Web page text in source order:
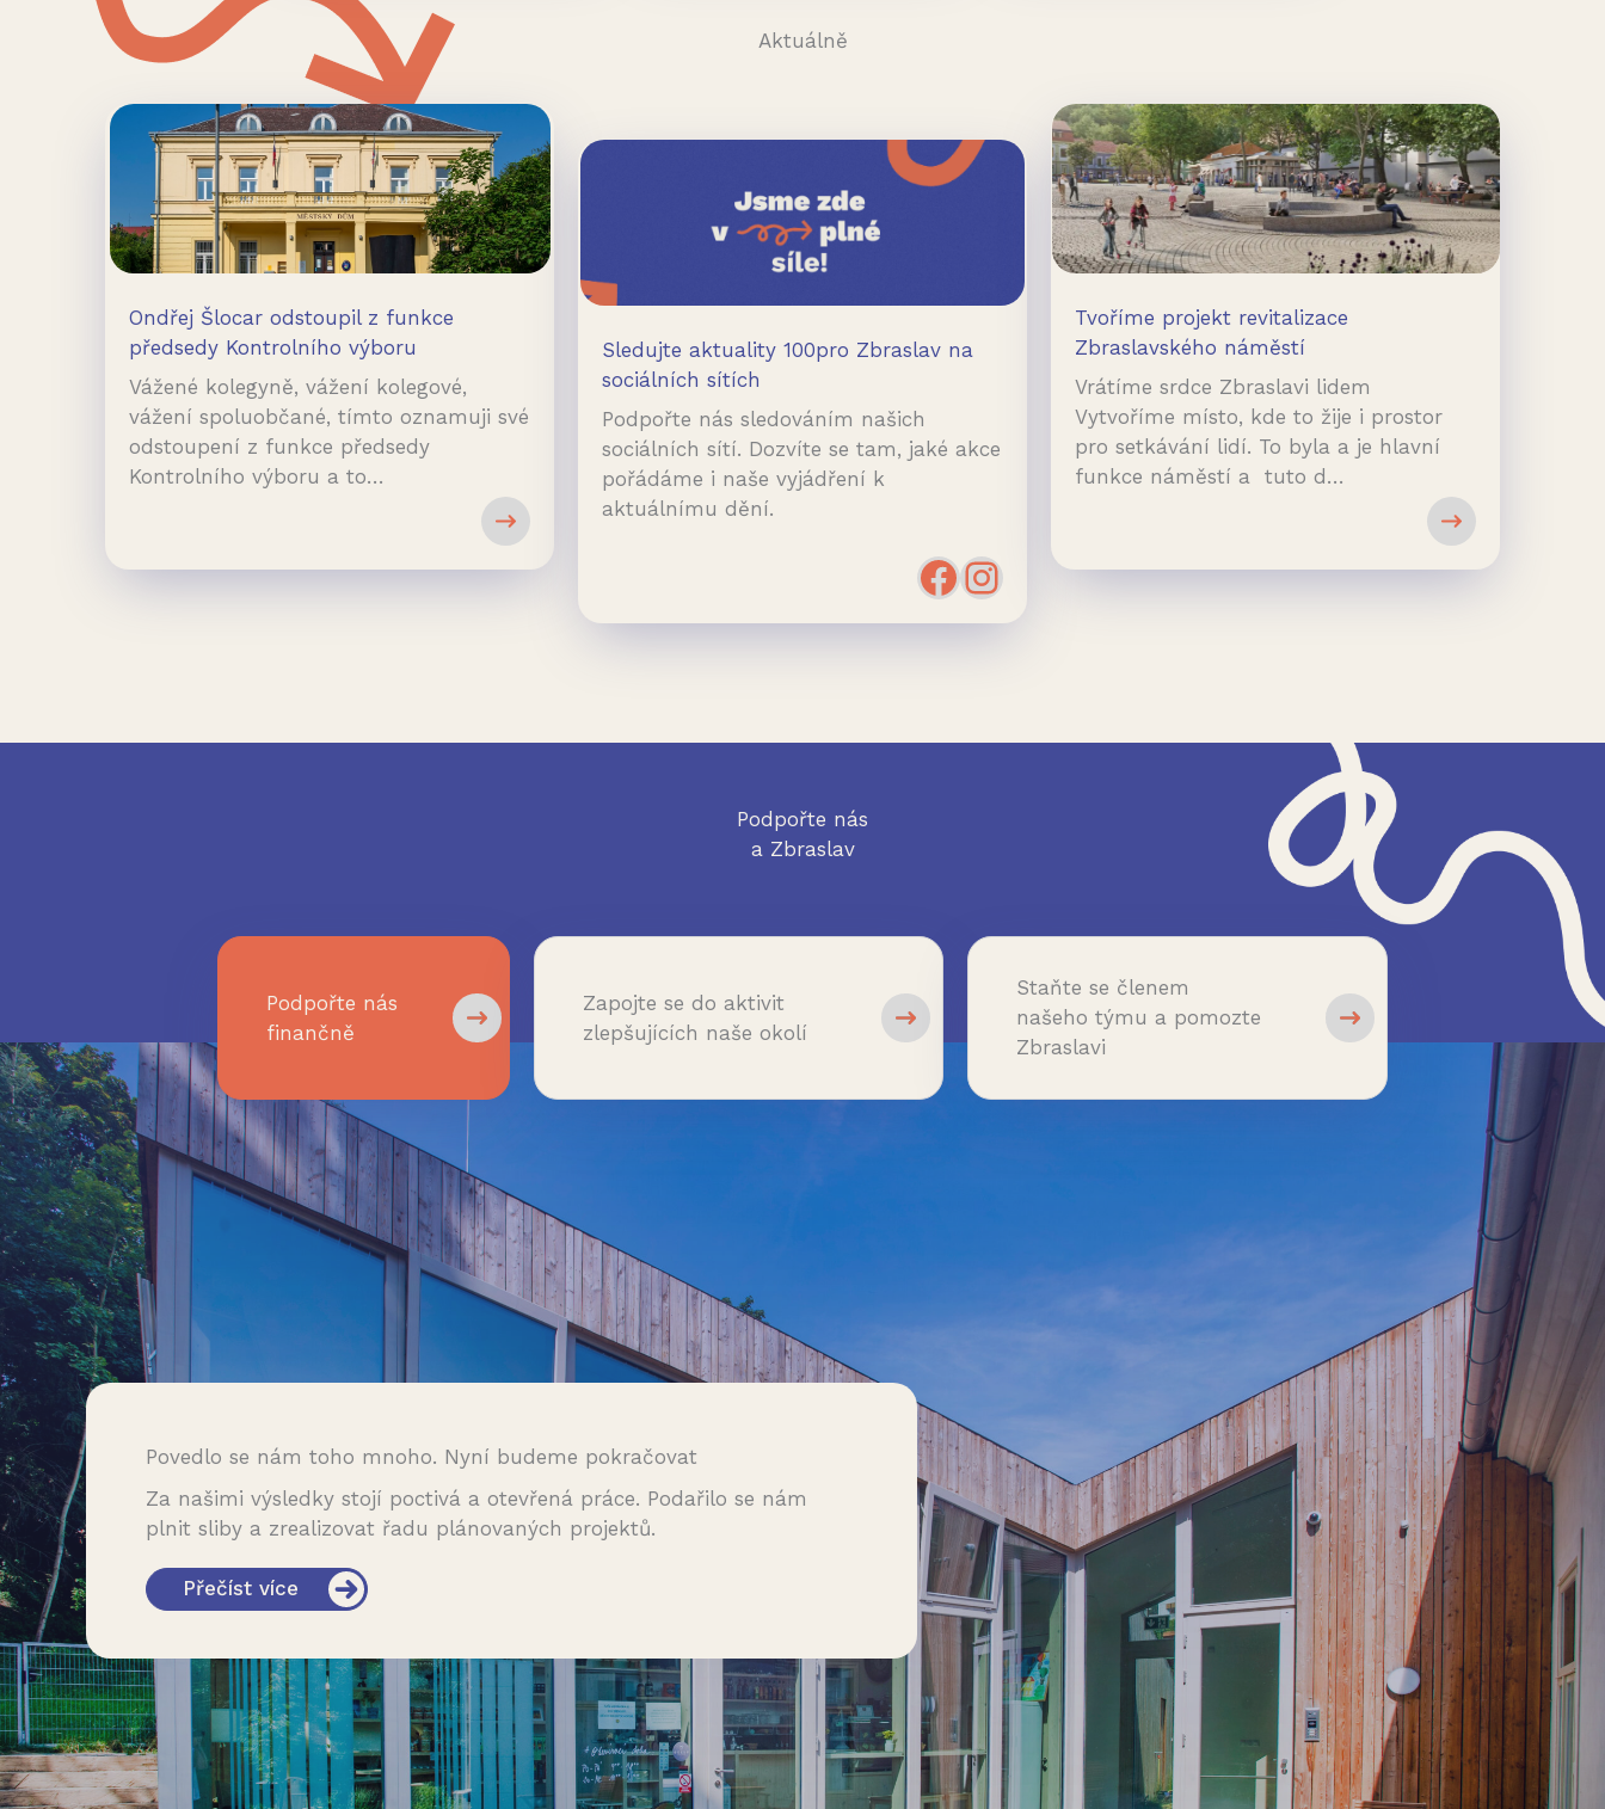
Aktuálně
Ondřej Šlocar odstoupil z funkce
předsedy Kontrolního výboru
Vážené kolegyně, vážení kolegové,
vážení spoluobčané, tímto oznamuji své
odstoupení z funkce předsedy
Kontrolního výboru a to…
Sledujte aktuality 100pro Zbraslav na
sociálních sítích
Podpořte nás sledováním našich
sociálních sítí. Dozvíte se tam, jaké akce
pořádáme i naše vyjádření k
aktuálnímu dění.
Facebook
Instagram
Tvoříme projekt revitalizace
Zbraslavského náměstí
Vrátíme srdce Zbraslavi lidem
Vytvoříme místo, kde to žije i prostor
pro setkávání lidí. To byla a je hlavní
funkce náměstí a tuto d…
Podpořte nás
a Zbraslav
Podpořte nás
finančně
Zapojte se do aktivit
zlepšujících naše okolí
Staňte se členem
našeho týmu a pomozte
Zbraslavi
Povedlo se nám toho mnoho. Nyní budeme pokračovat
Za našimi výsledky stojí poctivá a otevřená práce. Podařilo se nám
plnit sliby a zrealizovat řadu plánovaných projektů.
Přečíst více